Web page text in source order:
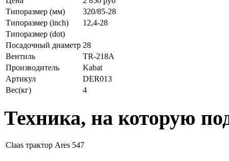
Типоразмер (мм)
320/85-28
Типоразмер (inch)
12,4-28
Типоразмер (dot)
Посадочный диаметр 28
Вентиль
TR-218A
Производитель
Kabat
Артикул
DER013
Вес(кг)
4
Техника, на которую
Claas трактор Ares 547